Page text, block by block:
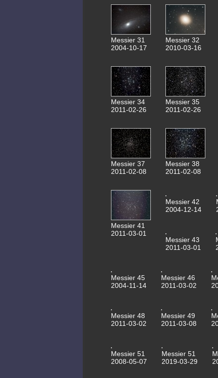
Messier 31
2004-10-17
Messier 32
2010-03-16
Messier 34
2011-02-26
Messier 35
2011-02-26
Messier 37
2011-02-08
Messier 38
2011-02-08
Messier 41
2011-03-01
Messier 42
2004-12-14
Messier 43
2011-03-01
Messier 45
2004-11-14
Messier 46
2011-03-02
Messier 48
2011-03-02
Messier 49
2011-03-08
Messier 51
2008-05-07
Messier 51
2019-03-29